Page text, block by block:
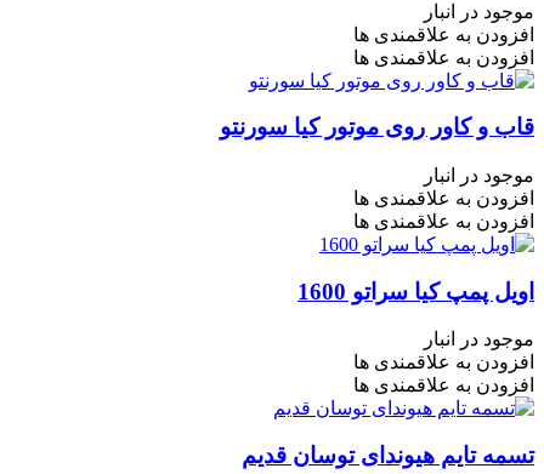
موجود در انبار
افزودن به علاقمندی ها
افزودن به علاقمندی ها
قاب و کاور روی موتور کیا سورنتو
موجود در انبار
افزودن به علاقمندی ها
افزودن به علاقمندی ها
اویل پمپ کیا سراتو 1600
موجود در انبار
افزودن به علاقمندی ها
افزودن به علاقمندی ها
تسمه تایم هیوندای توسان قدیم